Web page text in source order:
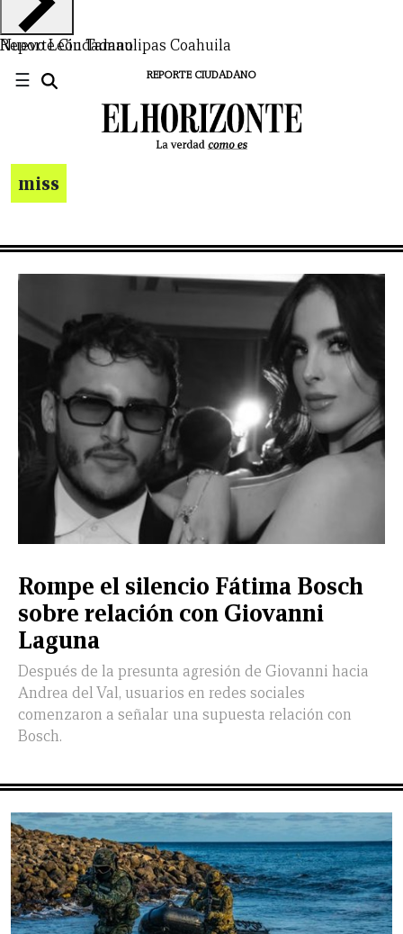
Nuevo LeónTamaulipas Coahuila
Reporte Ciudadano
☰ REPORTE CIUDADANO
CERRAR
NUEVO
LEÓN
TAMAULIPAS
COAHUILA
NACIONAL
INTERNACIONAL
FINANZAS
OPINIÓN
DEPORTES
ESPECTÁCULOS
TENDENCIA
ESTILO
DE
VIDA
PODCAST
CONTACTO
NEWSLETTER
HEMEROTECA
SUPLEMENTOS
miss
Rompe el silencio Fátima Bosch
sobre relación con Giovanni
Laguna
Después de la presunta agresión de Giovanni hacia
Andrea del Val, usuarios en redes sociales
comenzaron a señalar una supuesta relación con
Bosch.